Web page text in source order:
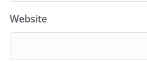
Website